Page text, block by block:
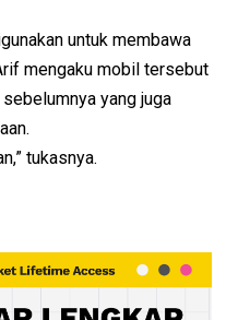
untuk membawa
mengaku mobil tersebut
yang juga
tukasnya.